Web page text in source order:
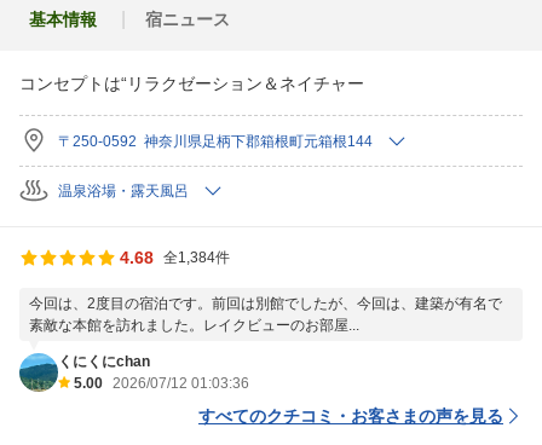
基本情報 宿ニュース
コンセプトは“リラクゼーション＆ネイチャー
〒250-0592 神奈川県足柄下郡箱根町元箱根144
温泉浴場・露天風呂
4.68 全1,384件
今回は、2度目の宿泊です。前回は別館でしたが、今回は、建築が有名で
素敵な本館を訪れました。レイクビューのお部屋...
くにくにchan
5.00 2026/07/12 01:03:36
すべてのクチコミ・お客さまの声を見る